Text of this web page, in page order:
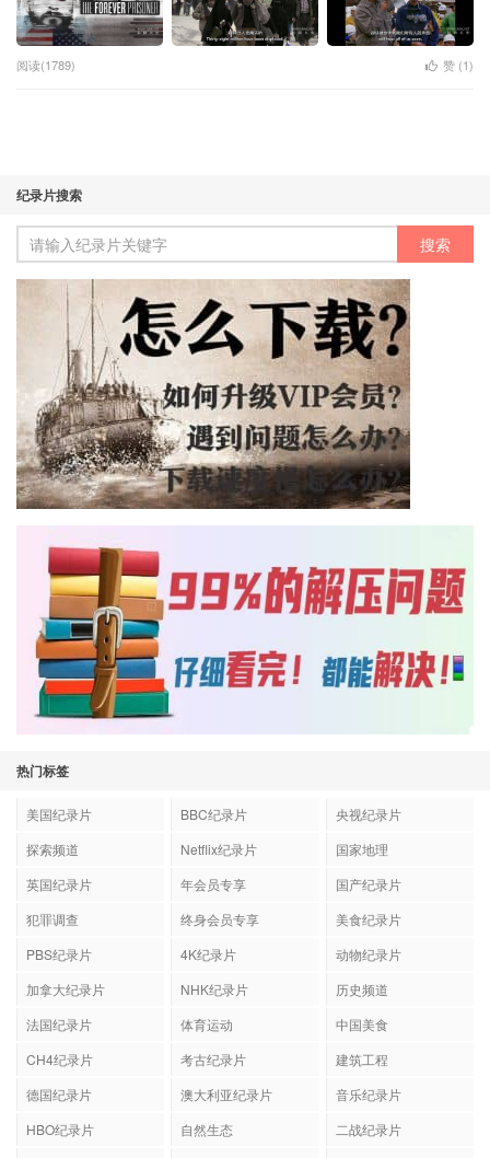
阅读(1789) 赞 (1)
纪录片搜索
热门标签
美国纪录片 BBC纪录片
央视纪录片
探索频道
Netflix纪录片
国家地理
英国纪录片
年会员专享
国产纪录片
犯罪调查
终身会员专享
美食纪录片
PBS纪录片
4K纪录片
动物纪录片
加拿大纪录片
NHK纪录片
历史频道
法国纪录片
体育运动
中国美食
CH4纪录片
考古纪录片
建筑工程
德国纪录片
澳大利亚纪录片
音乐纪录片
HBO纪录片
自然生态
二战纪录片